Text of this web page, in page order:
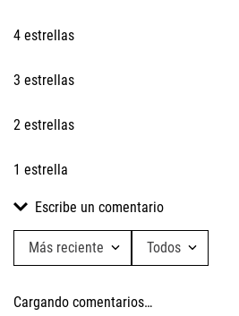
4 estrellas
3 estrellas
2 estrellas
1 estrella
Escribe un comentario
Más reciente Todos
Cargando comentarios…